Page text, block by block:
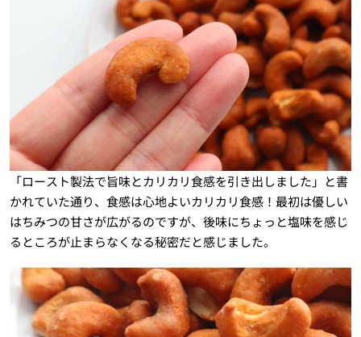
「ロースト製法で旨味とカリカリ食感を引き出しました」と書
かれていた通り、食感は心地よいカリカリ食感！最初は優しい
はちみつの甘さが広がるのですが、後味にちょっと塩味を感じ
るところが止まらなくなる秘密だと感じました。